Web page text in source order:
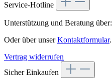
Service-Hotline
Unterstützung und Beratung über:
Oder über unserKontaktformular.
Vertrag widerrufen
Sicher Einkaufen